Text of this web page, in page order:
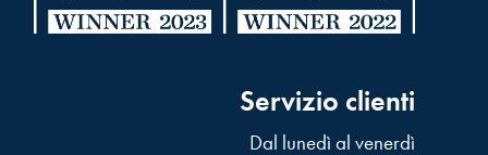
Servizio clienti
Dal lunedì al venerdì